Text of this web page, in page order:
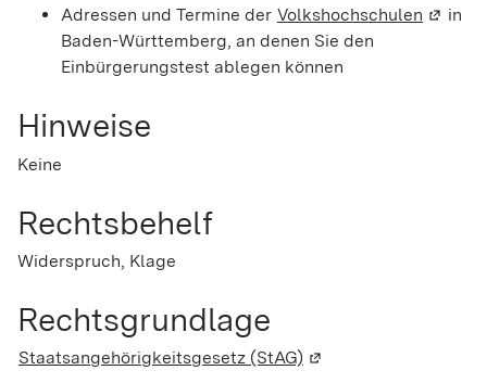
Adressen und Termine der Volkshochschulen (Wird
in
Baden-Württemberg, an denen Sie den
Einbürgerungstest ablegen können
Hinweise
Keine
Rechtsbehelf
Widerspruch, Klage
Rechtsgrundlage
Staatsangehörigkeitsgesetz (StAG) (Wird in einem neuen